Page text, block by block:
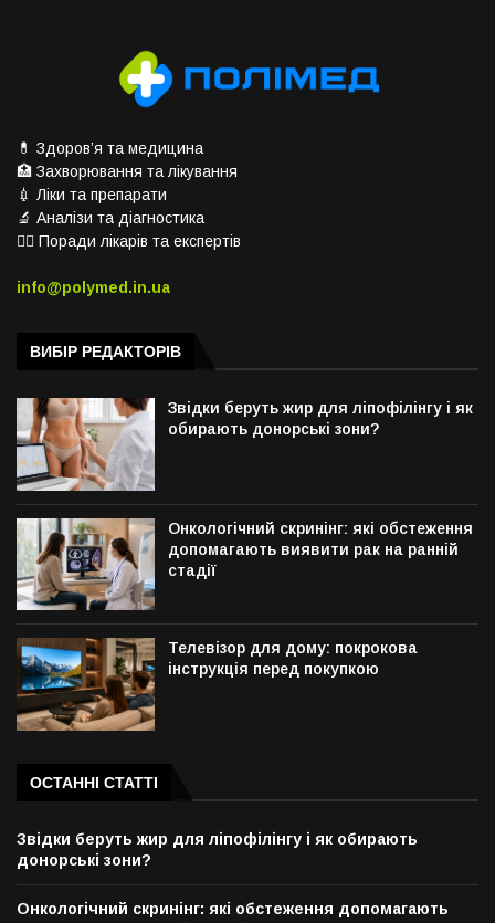
💊 Здоров’я та медицина
🏥 Захворювання та лікування
💉 Ліки та препарати
🔬 Аналізи та діагностика
👨‍⚕️ Поради лікарів та експертів
info@polymed.in.ua
ВИБІР РЕДАКТОРІВ
Звідки беруть жир для ліпофілінгу і як
обирають донорські зони?
Онкологічний скринінг: які обстеження
допомагають виявити рак на ранній
стадії
Телевізор для дому: покрокова
інструкція перед покупкою
ОСТАННІ СТАТТІ
Звідки беруть жир для ліпофілінгу і як обирають
донорські зони?
Онкологічний скринінг: які обстеження допомагають